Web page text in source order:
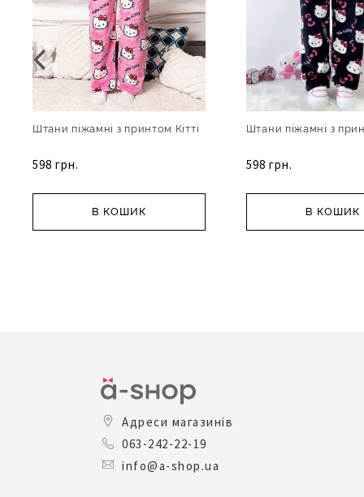
Штани піжамні з принтом Кітті
598 грн.
В КОШИК
Штани піжамні з
598 грн.
В КОШИК
Адреси магазинів
063-242-22-19
info@a-shop.ua